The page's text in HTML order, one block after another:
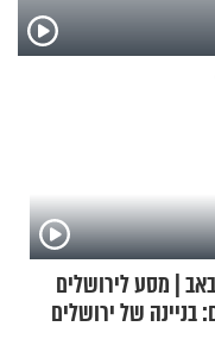
| מסע לירושלים
בניינה של ירושלים